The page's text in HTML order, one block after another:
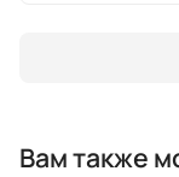
Вам также